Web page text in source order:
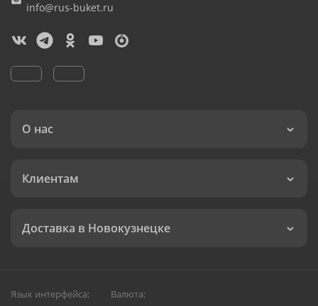
info@rus-buket.ru
О нас
Клиентам
Доставка в Новокузнецке
Язык интерфейса: Валюта: